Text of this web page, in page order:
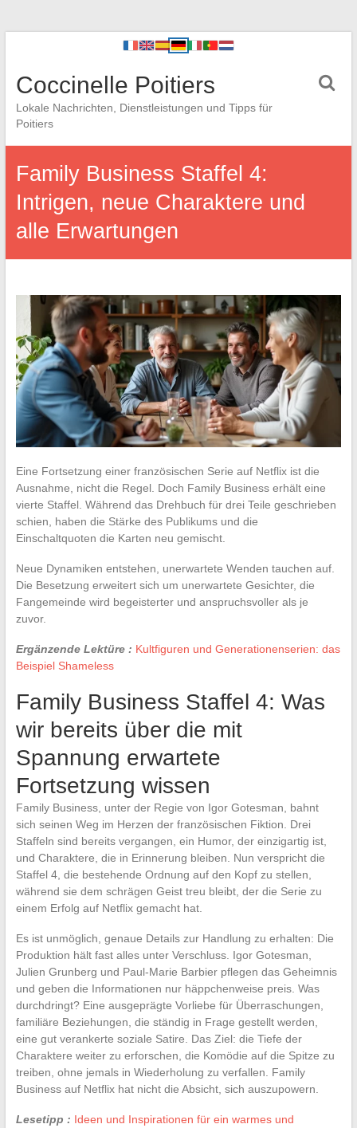
Coccinelle Poitiers
Lokale Nachrichten, Dienstleistungen und Tipps für
Poitiers
Family Business Staffel 4:
Intrigen, neue Charaktere und
alle Erwartungen
Eine Fortsetzung einer französischen Serie auf Netflix ist die
Ausnahme, nicht die Regel. Doch Family Business erhält eine
vierte Staffel. Während das Drehbuch für drei Teile geschrieben
schien, haben die Stärke des Publikums und die
Einschaltquoten die Karten neu gemischt.
Neue Dynamiken entstehen, unerwartete Wenden tauchen auf.
Die Besetzung erweitert sich um unerwartete Gesichter, die
Fangemeinde wird begeisterter und anspruchsvoller als je
zuvor.
Ergänzende Lektüre : Kultfiguren und Generationenserien: das
Beispiel Shameless
Family Business Staffel 4: Was
wir bereits über die mit
Spannung erwartete
Fortsetzung wissen
Family Business, unter der Regie von Igor Gotesman, bahnt
sich seinen Weg im Herzen der französischen Fiktion. Drei
Staffeln sind bereits vergangen, ein Humor, der einzigartig ist,
und Charaktere, die in Erinnerung bleiben. Nun verspricht die
Staffel 4, die bestehende Ordnung auf den Kopf zu stellen,
während sie dem schrägen Geist treu bleibt, der die Serie zu
einem Erfolg auf Netflix gemacht hat.
Es ist unmöglich, genaue Details zur Handlung zu erhalten: Die
Produktion hält fast alles unter Verschluss. Igor Gotesman,
Julien Grunberg und Paul-Marie Barbier pflegen das Geheimnis
und geben die Informationen nur häppchenweise preis. Was
durchdringt? Eine ausgeprägte Vorliebe für Überraschungen,
familiäre Beziehungen, die ständig in Frage gestellt werden,
eine gut verankerte soziale Satire. Das Ziel: die Tiefe der
Charaktere weiter zu erforschen, die Komödie auf die Spitze zu
treiben, ohne jemals in Wiederholung zu verfallen. Family
Business auf Netflix hat nicht die Absicht, sich auszupowern.
Lesetipp : Ideen und Inspirationen für ein warmes und